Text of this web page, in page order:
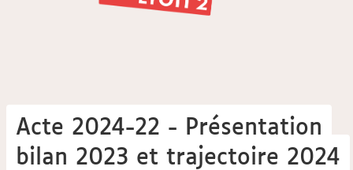
Acte 2024-22 - Présentation
bilan 2023 et trajectoire 2024